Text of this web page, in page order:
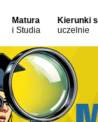
Matura
i Studia
Kierunki
uczelnie